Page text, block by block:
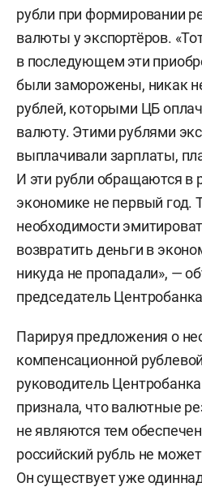
рубли при формировании
валюты у экспортёров.
в последующем эти
были заморожены, никак
рублей, которыми ЦБ
валюту. Этими рублями
выплачивали зарплаты,
И эти рубли обращаются в
экономике не первый год.
необходимости
возвратить деньги в
никуда не пропадали», —
председатель
Парируя предложения о
компенсационной
руководитель
признала, что валютные
не являются тем
российский рубль не
Он существует уже